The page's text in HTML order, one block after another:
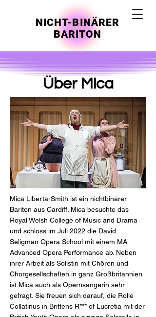
NICHT-BINÄRER
BARITON
Über Mica
Mica Liberta-Smith ist ein nichtbinärer
Bariton aus Cardiff. Mica besuchte das
Royal Welsh College of Music and Drama
und schloss im Juli 2022 die David
Seligman Opera School mit einem MA
Advanced Opera Performance ab. Neben
ihrer Arbeit als Solistin mit Chören und
Chorgesellschaften in ganz Großbritannien
ist Mica auch als Opernsängerin sehr
gefragt. Sie freuen sich darauf, die Rolle
Collatinus in Brittens R*** of Lucretia mit der